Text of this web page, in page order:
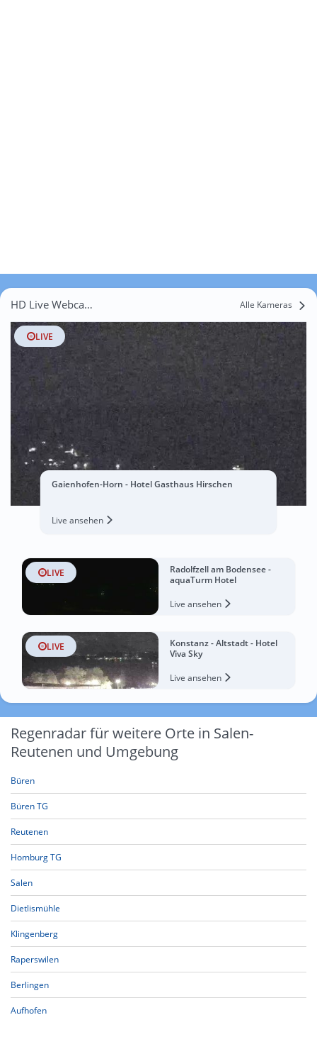
HD Live Webcams Salen-Reutenen Alle Kameras
LIVE
Gaienhofen-Horn - Hotel Gasthaus Hirschen
Live ansehen
LIVE
Radolfzell am Bodensee -
aquaTurm Hotel
Live ansehen
LIVE
Konstanz - Altstadt - Hotel
Viva Sky
Live ansehen
Regenradar für weitere Orte in Salen-
Reutenen und Umgebung
Büren
Büren TG
Reutenen
Homburg TG
Salen
Dietlismühle
Klingenberg
Raperswilen
Berlingen
Aufhofen